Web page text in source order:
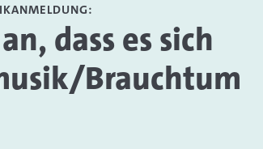
dass es sich
Brauchtum